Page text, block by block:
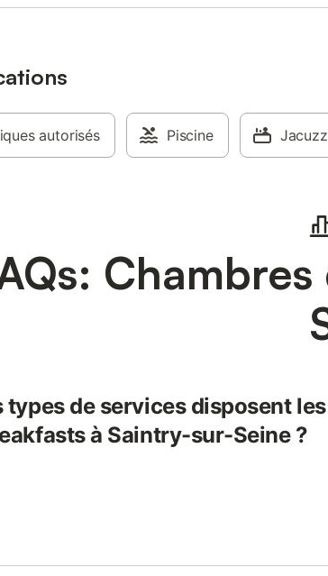
autorisés Piscine
types de services disposent les
à Saintry-sur-Seine ?